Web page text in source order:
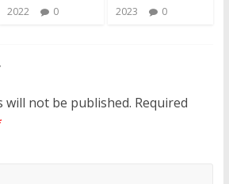
2022
0
2023
0
will not be published. Required